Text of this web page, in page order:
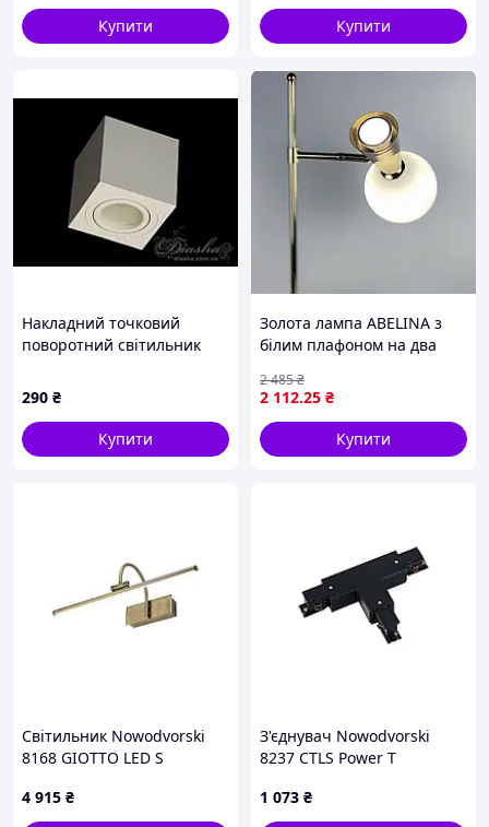
Купити
Купити
Накладний точковий
поворотний світильник
ко�
290 ₴
Купити
Золота лампа ABELINA з
білим плафоном на два
2 112.25 ₴
2 485₴
Купити
Світильник Nowodvorski
8168 GIOTTO LED S
4 915 ₴
З'єднувач Nowodvorski
8237 CTLS Power T
чорний
1 073 ₴